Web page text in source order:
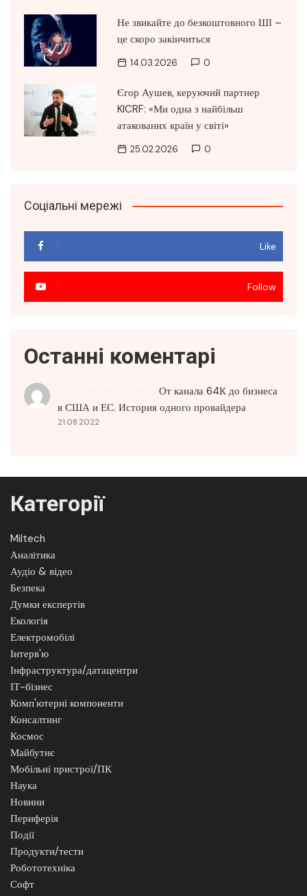
Не звикайте до безкоштовного ШІ –
це скоро закінчиться
14.03.2026 0
Єгор Аушев, керуючий партнер
KICRF: «Ми одна з найбільш
атакованих країн у світі»
25.02.2026 0
Соціальні мережі
Like
Follow
Останні коментарі
От канала 64К до бизнеса
в США и ЕС. История одного провайдера
21.08.2022
Категорії
Miltech
Аналітика
Аудіо & відео
Безпека
Думки експертів
Екологія
Електромобілі
Інтерв'ю
Інфраструктура/датацентри
ІТ-бізнес
Комп'ютерні компоненти
Консалтинг
Космос
Майбутнє
Мобільні пристрої/ПК
Наука
Новини
Периферія
Події
Продукти/тести
Робототехніка
Софт